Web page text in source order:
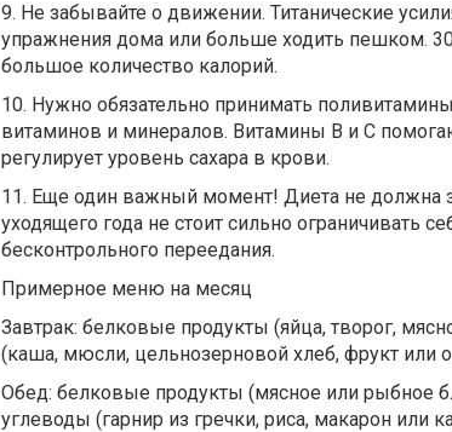
9. Не забывайте о движении. Титанические
упражнения дома или больше ходить пешком.
большое количество калорий.
10. Нужно обязательно принимать
витаминов и минералов. Витамины В и С
регулирует уровень сахара в крови.
11. Еще один важный момент! Диета не должна
уходящего года не стоит сильно ограничивать
бесконтрольного переедания.
Примерное меню на месяц
Завтрак: белковые продукты (яйца, творог,
(каша, мюсли, цельнозерновой хлеб, фрукт или
Обед: белковые продукты (мясное или рыбное
углеводы (гарнир из гречки, риса, макарон или